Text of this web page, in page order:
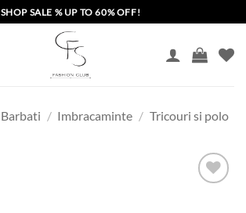
SHOP SALE % UP TO 60% OFF!
Barbati / Imbracaminte / Tricouri si polo